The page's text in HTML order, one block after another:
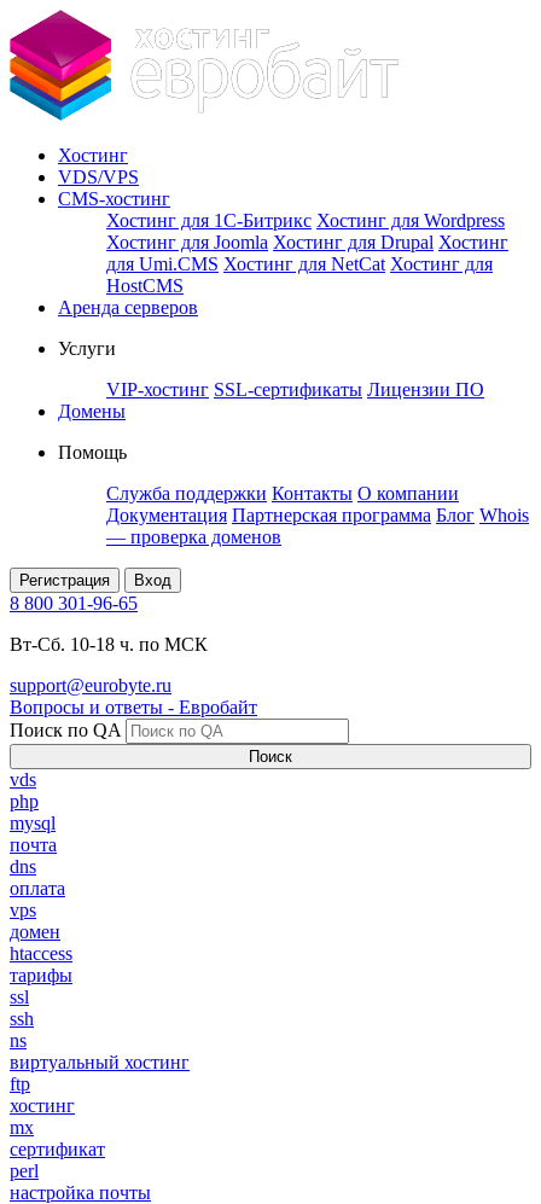
Хостинг
VDS/VPS
CMS-хостинг
Хостинг для 1С-Битрикс Хостинг для Wordpress
Хостинг для Joomla Хостинг для Drupal Хостинг
для Umi.CMS Хостинг для NetCat Хостинг для
HostCMS
Аренда серверов
Услуги
VIP-хостинг SSL-сертификаты Лицензии ПО
Домены
Помощь
Служба поддержки Контакты О компании
Документация Партнерская программа Блог Whois
— проверка доменов
Регистрация Вход
8 800 301-96-65
Вт-Сб. 10-18 ч. по МСК
support@eurobyte.ru
Вопросы и ответы - Евробайт
Поиск по QA
Поиск
vds
php
mysql
почта
dns
оплата
vps
домен
htaccess
тарифы
ssl
ssh
ns
виртуальный хостинг
ftp
хостинг
mx
сертификат
perl
настройка почты